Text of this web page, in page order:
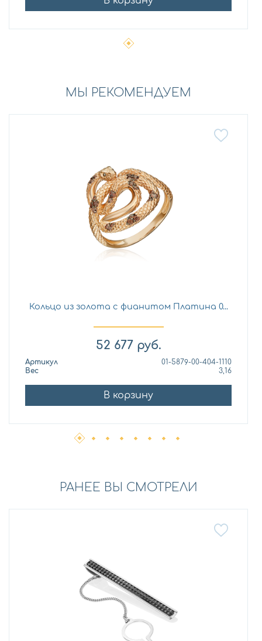
МЫ РЕКОМЕНДУЕМ
Кольцо из золота с фианитом Платина 0...
52 677 руб.
Артикул
01-5879-00-404-1110
Вес
3,16
В корзину
РАНЕЕ ВЫ СМОТРЕЛИ